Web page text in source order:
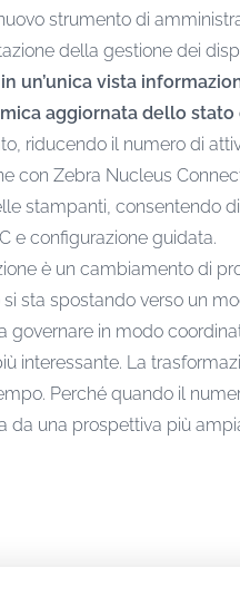
strumento di
della gestione dei
un’unica vista
aggiornata dello stato
riducendo il numero di
con Zebra Nucleus
stampanti, consentendo
e configurazione guidata.
è un cambiamento di
sta spostando verso un
governare in modo
interessante. La
Perché quando il
da una prospettiva più